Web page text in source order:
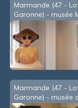
Marmande (47 -
Garonne) - musée
- Christian
(2021)
Marmande (47 -
Garonne) - musée